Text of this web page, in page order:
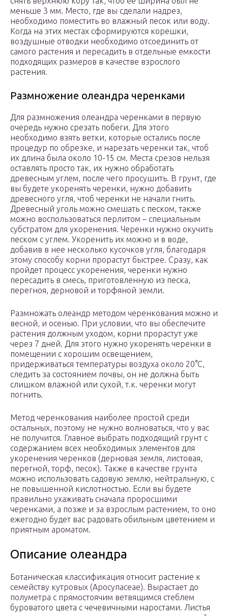
меньше 3 мм. Место, где вы сделали надрез,
необходимо поместить во влажный песок или воду.
Когда на этих местах сформируются корешки,
воздушные отводки необходимо отсоединить от
самого растения и пересадить в отдельные емкости
подходящих размеров в качестве взрослого
растения.
Размножение олеандра черенками
Для размножения олеандра черенками в первую
очередь нужно срезать побеги. Для этого
необходимо взять ветки, которые остались после
процедур по обрезке, и нарезать черенки так, чтоб
их длина была около 10-15 см. Места срезов нельзя
оставлять просто так, их нужно обработать
древесным углем, после чего просушить. В грунт, где
вы будете укоренять черенки, нужно добавить
древесного угля, чтоб черенки не начали гнить.
Древесный уголь можно смешать с песком, также
можно воспользоваться перлитом – специальным
субстратом для укоренения. Черенки нужно окучить
песком с углем. Укоренить их можно и в воде,
добавив в нее несколько кусочков угля, благодаря
этому способу корни прорастут быстрее. Сразу, как
пройдет процесс укоренения, черенки нужно
пересадить в смесь, приготовленную из песка,
перегноя, дерновой и торфяной земли.
Размножать олеандр методом черенкования можно и
весной, и осенью. При условии, что вы обеспечите
растения должным уходом, корни прорастут уже
через 7 дней. Для этого нужно укоренять черенки в
помещении с хорошим освещением,
придерживаться температуры воздуха около 20°С,
следить за состоянием почвы, он не должна быть
слишком влажной или сухой, т.к. черенки могут
погнить.
Метод черенкования наиболее простой среди
остальных, поэтому не нужно волноваться, что у вас
не получится. Главное выбрать подходящий грунт с
содержанием всех необходимых элементов для
укоренения черенков (дерновая земля, листовая,
перегной, торф, песок). Также в качестве грунта
можно использовать садовую землю, нейтральную, с
не повышенной кислотностью. Если вы будете
правильно ухаживать сначала проросшими
черенками, а позже и за взрослым растением, то оно
ежегодно будет вас радовать обильным цветением и
приятным ароматом.
Описание олеандра
Ботаническая классификация относит растение к
семейству кутровых (Аросупасеае). Вырастает до
полуметра с прямостоячим ветвящимся стеблем
буроватого цвета с чечевичными наростами. Листья